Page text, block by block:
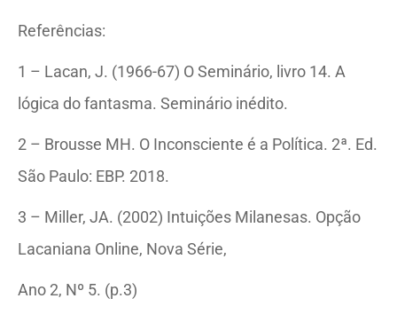
Referências:
1 – Lacan, J. (1966-67) O Seminário, livro 14. A
lógica do fantasma. Seminário inédito.
2 – Brousse MH. O Inconsciente é a Política. 2ª. Ed.
São Paulo: EBP. 2018.
3 – Miller, JA. (2002) Intuições Milanesas. Opção
Lacaniana Online, Nova Série,
Ano 2, Nº 5. (p.3)